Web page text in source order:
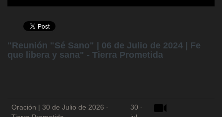
"Reunión "Sé Sano" | 06 de Julio de 2024 | Fe
que libera y sana" - Tierra Prometida
Oración | 30 de Julio de 2026 -
30 -